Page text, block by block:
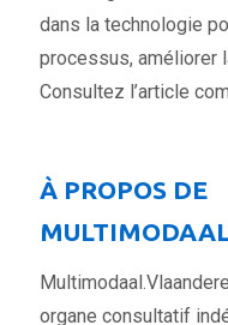
dans la technologie
processus, améliorer
Consultez l’article
À PROPOS DE
organe consultatif